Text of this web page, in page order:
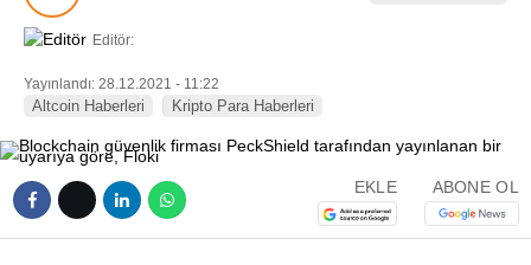
Editör:
Yayınlandı: 28.12.2021 - 11:22
Altcoin Haberleri Kripto Para Haberleri
EKLE ABONE OL